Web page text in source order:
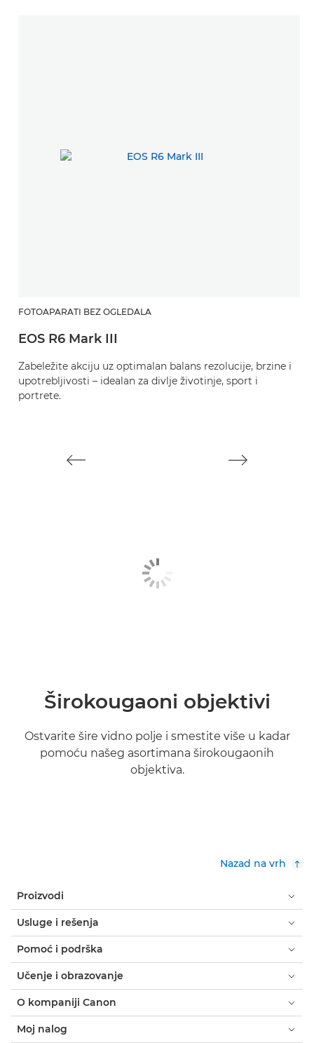
FOTOAPARATI BEZ OGLEDALA
EOS R6 Mark III
Zabeležite akciju uz optimalan balans rezolucije, brzine i
upotrebljivosti – idealan za divlje životinje, sport i
portrete.
Širokougaoni objektivi
Ostvarite šire vidno polje i smestite više u kadar
pomoću našeg asortimana širokougaonih
objektiva.
Nazad na vrh
Proizvodi
Usluge i rešenja
Pomoć i podrška
Učenje i obrazovanje
O kompaniji Canon
Moj nalog